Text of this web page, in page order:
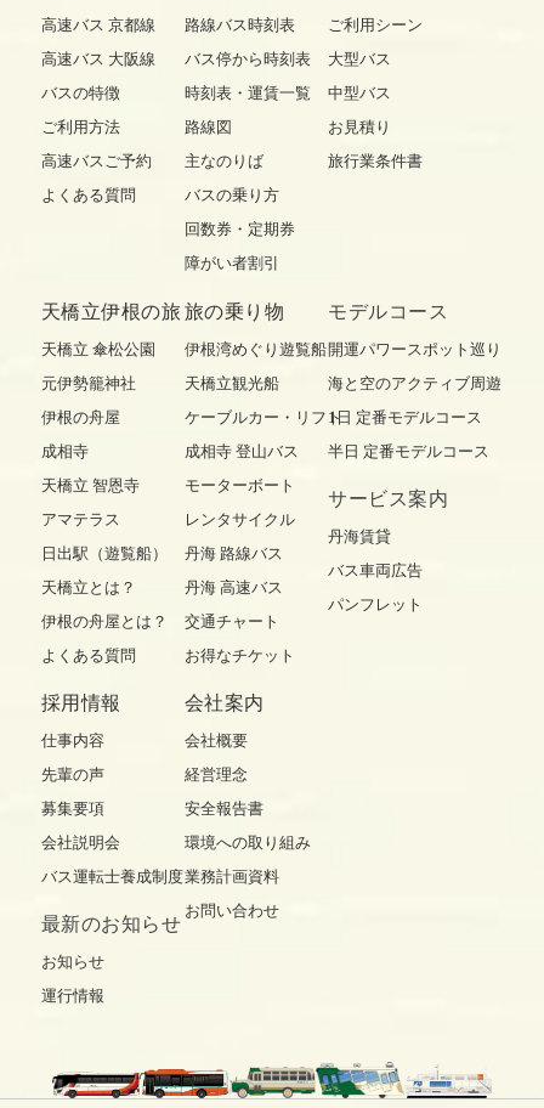
高速バス 京都線
高速バス 大阪線
バスの特徴
ご利用方法
高速バスご予約
よくある質問
路線バス時刻表
バス停から時刻表
時刻表・運賃一覧
路線図
主なのりば
バスの乗り方
回数券・定期券
障がい者割引
ご利用シーン
大型バス
中型バス
お見積り
旅行業条件書
天橋立伊根の旅
天橋立 傘松公園
元伊勢籠神社
伊根の舟屋
成相寺
天橋立 智恩寺
アマテラス
日出駅（遊覧船）
天橋立とは？
伊根の舟屋とは？
よくある質問
旅の乗り物
伊根湾めぐり遊覧船
天橋立観光船
ケーブルカー・リフト
成相寺 登山バス
モーターボート
レンタサイクル
丹海 路線バス
丹海 高速バス
交通チャート
お得なチケット
モデルコース
開運パワースポット巡り
海と空のアクティブ周遊
1日 定番モデルコース
半日 定番モデルコース
サービス案内
丹海賃貸
バス車両広告
パンフレット
採用情報
仕事内容
先輩の声
募集要項
会社説明会
バス運転士養成制度
最新のお知らせ
お知らせ
運行情報
会社案内
会社概要
経営理念
安全報告書
環境への取り組み
業務計画資料
お問い合わせ